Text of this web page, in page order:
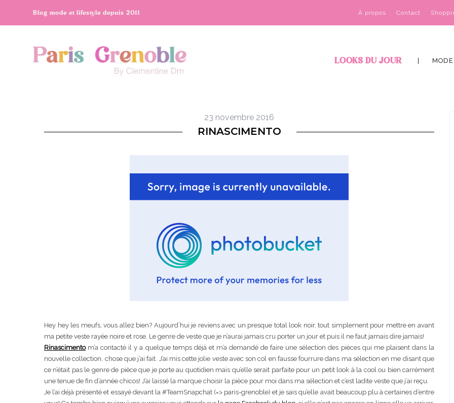
À propos Contact
Blog mode et lifestyle depuis 2011
LOOKS DU JOUR MODE
23 novembre 2016
RINASCIMENTO
Hey hey les meufs, vous allez bien? Aujourd’hui je reviens avec un presque total look noir, tout simplement pour mettre en avant
ma petite veste rayée noire et rose. Le genre de veste que je n’aurai jamais cru porter un jour et puis il ne faut jamais dire jamais!
Rinascimentom’a contacté il y a quelque temps déjà et m’a demandé de faire une sélection des pièces qui me plaisent dans la
nouvelle collection, chose que j’ai fait. J’ai mis cette jolie veste avec son col en fausse fourrure dans ma sélection en me disant que
ce n’était pas le genre de pièce que je porte au quotidien mais qu’elle serait parfaite pour un petit look à la cool ou bien carrément
une tenue de fin d’année chicos! J’ai laissé la marque choisir la pièce pour moi dans ma sélection et c’est ladite veste que j’ai reçu.
Je l’ai déjà présenté et essayé devant la #TeamSnapchat (=> paris-grenoble) et je sais qu’elle avait beaucoup plu à certaines d’entre
Pyjamas nounours matchy Josef Dr Martens